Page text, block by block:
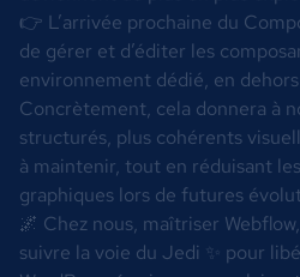
👉 L’arrivée prochaine du
de gérer et d’éditer les
environnement dédié, en
Concrètement, cela donnera à
structurés, plus cohérents
à maintenir, tout en réduisant
graphiques lors de futures
🌌 Chez nous, maîtriser
suivre la voie du Jedi ✨ pour